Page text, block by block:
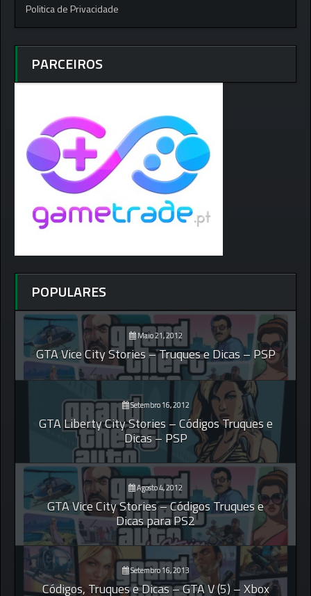
Politica de Privacidade
PARCEIROS
POPULARES
Maio 21, 2012
GTA Vice City Stories – Truques e Dicas – PSP
Setembro 16, 2012
GTA Liberty City Stories – Códigos Truques e
Dicas – PSP
Agosto 4, 2012
GTA Vice City Stories – Códigos Truques e
Dicas para PS2
Setembro 16, 2013
Códigos, Truques e Dicas – GTA V (5) – Xbox